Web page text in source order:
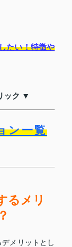
たい！特徴や
ック ▼
ン一覧
るメリ
メリットとし